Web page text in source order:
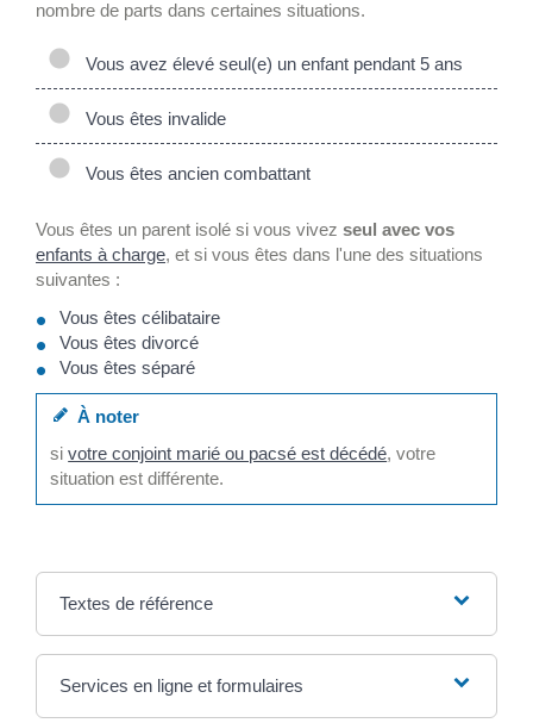
nombre de parts dans certaines situations.
Vous avez élevé seul(e) un enfant pendant 5 ans
Vous êtes invalide
Vous êtes ancien combattant
Vous êtes un parent isolé si vous vivez seul avec vos
enfants à charge, et si vous êtes dans l'une des situations
suivantes :
Vous êtes célibataire
Vous êtes divorcé
Vous êtes séparé
À noter
sivotre conjoint marié ou pacsé est décédé, votre
situation est différente.
Textes de référence
Services en ligne et formulaires